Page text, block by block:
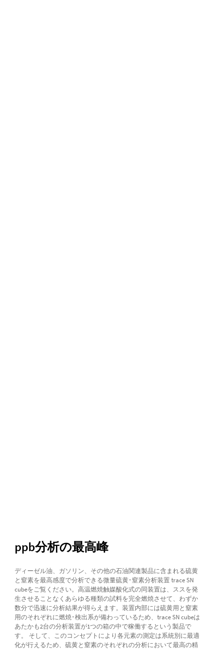
ppb分析の最高峰
ディーゼル油、ガソリン、その他の石油関連製品に含まれる硫黄
と窒素を最高感度で分析できる微量硫黄･窒素分析装置 trace SN
cubeをご覧ください。高温燃焼触媒酸化式の同装置は、ススを発
生させることなくあらゆる種類の試料を完全燃焼させて、わずか
数分で迅速に分析結果が得らえます。装置内部には硫黄用と窒素
用のそれぞれに燃焼･検出系が備わっているため、trace SN cubeは
あたかも2台の分析装置が1つの箱の中で稼働するという製品で
す。 そして、このコンセプトにより各元素の測定は系統別に最適
化が行えるため、硫黄と窒素のそれぞれの分析において最高の精